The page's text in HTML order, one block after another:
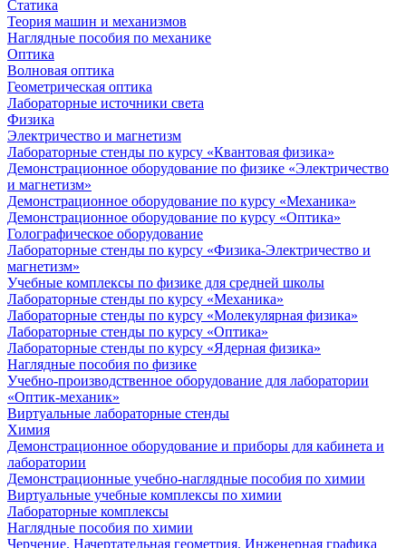
Статика
Теория машин и механизмов
Наглядные пособия по механике
Оптика
Волновая оптика
Геометрическая оптика
Лабораторные источники света
Физика
Электричество и магнетизм
Лабораторные стенды по курсу «Квантовая физика»
Демонстрационное оборудование по физике «Электричество
и магнетизм»
Демонстрационное оборудование по курсу «Механика»
Демонстрационное оборудование по курсу «Оптика»
Голографическое оборудование
Лабораторные стенды по курсу «Физика-Электричество и
магнетизм»
Учебные комплексы по физике для средней школы
Лабораторные стенды по курсу «Механика»
Лабораторные стенды по курсу «Молекулярная физика»
Лабораторные стенды по курсу «Оптика»
Лабораторные стенды по курсу «Ядерная физика»
Наглядные пособия по физике
Учебно-производственное оборудование для лаборатории
«Оптик-механик»
Виртуальные лабораторные стенды
Химия
Демонстрационное оборудование и приборы для кабинета и
лаборатории
Демонстрационные учебно-наглядные пособия по химии
Виртуальные учебные комплексы по химии
Лабораторные комплексы
Наглядные пособия по химии
Черчение. Начертательная геометрия. Инженерная графика